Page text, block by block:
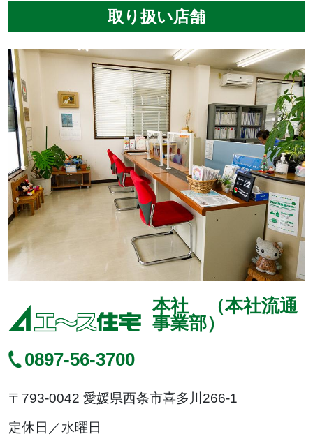
取り扱い店舗
本社 （本社流通
事業部）
0897-56-3700
〒793-0042 愛媛県西条市喜多川266-1
定休日／水曜日